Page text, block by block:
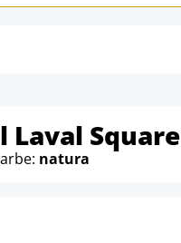
Laval Square
natura